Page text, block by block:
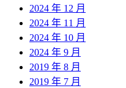
2024 年 12 月
2024 年 11 月
2024 年 10 月
2024 年 9 月
2019 年 8 月
2019 年 7 月